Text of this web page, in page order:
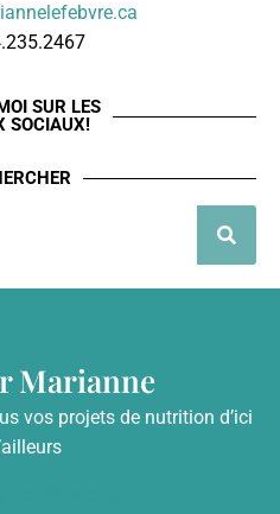
SUR LES
SOCIAUX!
Marianne
vos projets de nutrition d’ici